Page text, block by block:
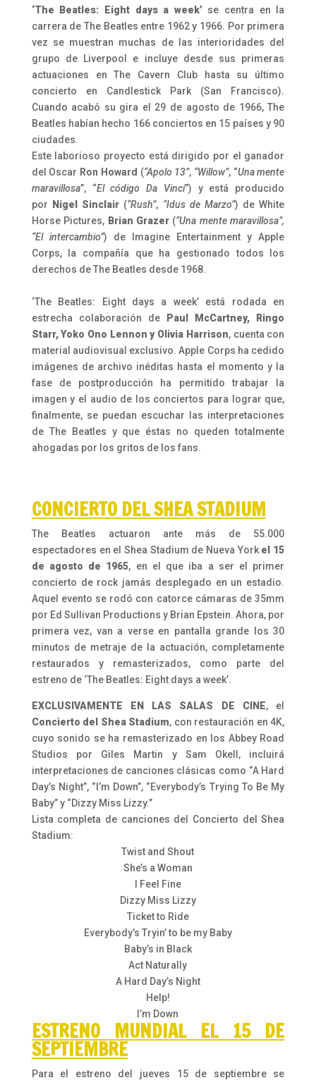
‘The Beatles: Eight days a week’se centra en la
carrera de The Beatles entre 1962 y 1966. Por primera
vez se muestran muchas de las interioridades del
grupo de Liverpool e incluye desde sus primeras
actuaciones en The Cavern Club hasta su último
concierto en Candlestick Park (San Francisco).
Cuando acabó su gira el 29 de agosto de 1966, The
Beatles habían hecho 166 conciertos en 15 países y 90
ciudades.
Este laborioso proyecto está dirigido por el ganador
del Oscar Ron Howard (“Apolo 13”, “Willow”, “Una mente
maravillosa”, “El código Da Vinci”) y está producido
por
Nigel Sinclair (“Rush”, “Idus de Marzo”) de White
Horse Pictures, Brian Grazer (“Una mente maravillosa”,
“El intercambio”) de Imagine Entertainment y Apple
Corps, la compañía que ha gestionado todos los
derechos de The Beatles desde 1968.
‘The Beatles: Eight days a week’ está rodada en
estrecha colaboración de
Paul McCartney, Ringo
Starr, Yoko Ono Lennon y Olivia Harrison, cuenta con
material audiovisual exclusivo. Apple Corps ha cedido
imágenes de archivo inéditas hasta el momento y la
fase de postproducción ha permitido trabajar la
imagen y el audio de los conciertos para lograr que,
finalmente, se puedan escuchar las interpretaciones
de The Beatles y que éstas no queden totalmente
ahogadas por los gritos de los fans.
CONCIERTO DEL SHEA STADIUM
The Beatles actuaron ante más de 55.000
espectadores en el Shea Stadium de Nueva Yorkel 15
de agosto de 1965, en el que iba a ser el primer
concierto de rock jamás desplegado en un estadio.
Aquel evento se rodó con catorce cámaras de 35mm
por Ed Sullivan Productions y Brian Epstein. Ahora, por
primera vez, van a verse en pantalla grande los 30
minutos de metraje de la actuación, completamente
restaurados y remasterizados, como parte del
estreno de ‘The Beatles: Eight days a week’.
EXCLUSIVAMENTE EN LAS SALAS DE CINE, el
Concierto del Shea Stadium, con restauración en 4K,
cuyo sonido se ha remasterizado en los Abbey Road
Studios por Giles Martin y Sam Okell, incluirá
interpretaciones de canciones clásicas como “A Hard
Day’s Night”, “I’m Down”, “Everybody’s Trying To Be My
Baby” y “Dizzy Miss Lizzy.”
Lista completa de canciones del Concierto del Shea
Stadium:
Twist and Shout
She’s a Woman
I Feel Fine
Dizzy Miss Lizzy
Ticket to Ride
Everybody’s Tryin’ to be my Baby
Baby’s in Black
Act Naturally
A Hard Day’s Night
Help!
I’m Down
ESTRENO MUNDIAL EL 15 DE
SEPTIEMBRE
Para el estreno del jueves 15 de septiembre se